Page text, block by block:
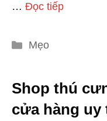
… Đọc tiếp
Danh
Mẹo
Shop thú
cửa hàng